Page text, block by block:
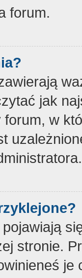
forum.
jak
w
stronie.
je